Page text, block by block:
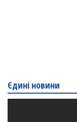
Єдині новини